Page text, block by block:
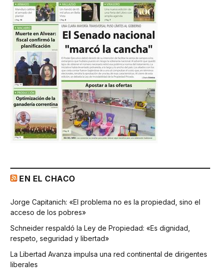
EN EL CHACO
Jorge Capitanich: «El problema no es la propiedad, sino el
acceso de los pobres»
Schneider respaldó la Ley de Propiedad: «Es dignidad,
respeto, seguridad y libertad»
La Libertad Avanza impulsa una red continental de dirigentes
liberales